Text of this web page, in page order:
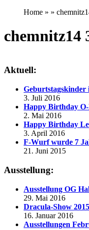
Home » »
chemnitz14
Aktuell:
Geburtstagskinder
3. Juli 2016
Happy Birthday
2. Mai 2016
Happy Birthday
3. April 2016
F-Wurf wurde 7
21. Juni 2015
Ausstellung:
Ausstellung OG
29. Mai 2016
Dracula-Show 2015
16. Januar 2016
Ausstellungen